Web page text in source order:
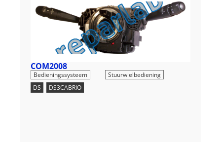
COM2008
Bedieningssysteem
Stuurwielbediening
DS
DS3CABRIO